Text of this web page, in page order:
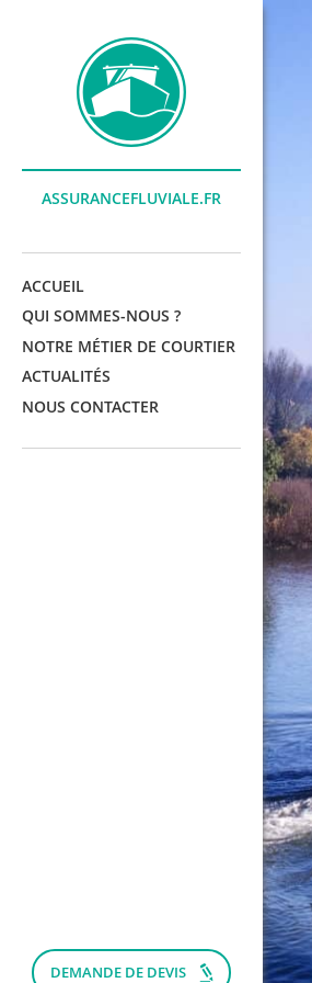
ASSURANCEFLUVIALE.FR
ACCUEIL
QUI SOMMES-NOUS ?
NOTRE MÉTIER DE COURTIER
ACTUALITÉS
NOUS CONTACTER
DEMANDE DE DEVIS